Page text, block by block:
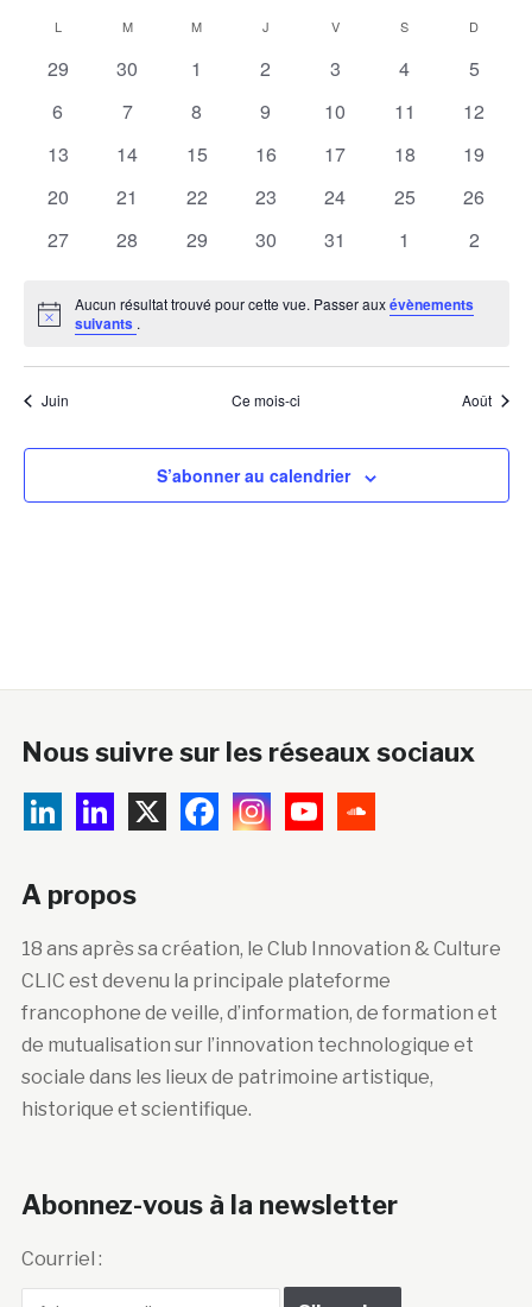
de
date.
Calendrier
de
Évènements
LLUNDI MMARDI M MERCREDI
J VVENDREDIS D
0
29
0
30
0
1
0
2
0
3
0
4
0
5
0
6
0
7
0
8
0
9
0
10
0
11
0
12
0
13
0
14
0
15
0
16
0
17
0
18
0
19
0
20
0
21
0
22
0
23
0
24
0
25
0
26
0
27
0
28
0
29
0
30
0
31
0
1
0
2
Notice
Aucun résultat trouvé pour cette vue. Passer auxévènements
suivants .
Juin Ce mois-ci Août
S’abonner au calendrier
Nous suivre sur les réseaux sociaux
A propos
18 ans après sa création, le Club Innovation & Culture
CLIC est devenu la principale plateforme
francophone de veille, d’information, de formation et
de mutualisation sur l’innovation technologique et
sociale dans les lieux de patrimoine artistique,
historique et scientifique.
Abonnez-vous à la newsletter
Courriel :